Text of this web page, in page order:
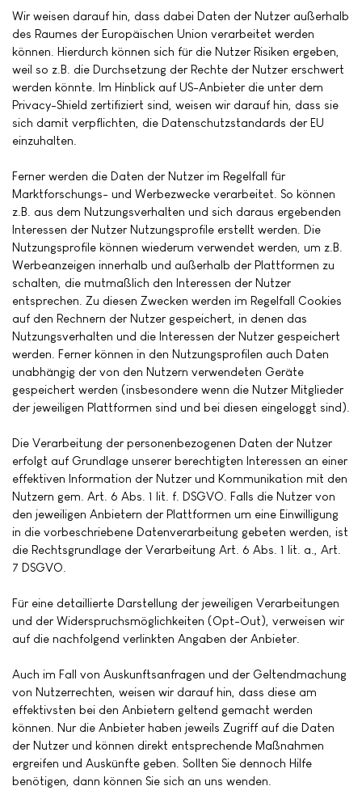
Wir weisen darauf hin, dass dabei Daten der Nutzer außerhalb
des Raumes der Europäischen Union verarbeitet werden
können. Hierdurch können sich für die Nutzer Risiken ergeben,
weil so z.B. die Durchsetzung der Rechte der Nutzer erschwert
werden könnte. Im Hinblick auf US-Anbieter die unter dem
Privacy-Shield zertifiziert sind, weisen wir darauf hin, dass sie
sich damit verpflichten, die Datenschutzstandards der EU
einzuhalten.
Ferner werden die Daten der Nutzer im Regelfall für
Marktforschungs- und Werbezwecke verarbeitet. So können
z.B. aus dem Nutzungsverhalten und sich daraus ergebenden
Interessen der Nutzer Nutzungsprofile erstellt werden. Die
Nutzungsprofile können wiederum verwendet werden, um z.B.
Werbeanzeigen innerhalb und außerhalb der Plattformen zu
schalten, die mutmaßlich den Interessen der Nutzer
entsprechen. Zu diesen Zwecken werden im Regelfall Cookies
auf den Rechnern der Nutzer gespeichert, in denen das
Nutzungsverhalten und die Interessen der Nutzer gespeichert
werden. Ferner können in den Nutzungsprofilen auch Daten
unabhängig der von den Nutzern verwendeten Geräte
gespeichert werden (insbesondere wenn die Nutzer Mitglieder
der jeweiligen Plattformen sind und bei diesen eingeloggt sind).
Die Verarbeitung der personenbezogenen Daten der Nutzer
erfolgt auf Grundlage unserer berechtigten Interessen an einer
effektiven Information der Nutzer und Kommunikation mit den
Nutzern gem. Art. 6 Abs. 1 lit. f. DSGVO. Falls die Nutzer von
den jeweiligen Anbietern der Plattformen um eine Einwilligung
in die vorbeschriebene Datenverarbeitung gebeten werden, ist
die Rechtsgrundlage der Verarbeitung Art. 6 Abs. 1 lit. a., Art.
7 DSGVO.
Für eine detaillierte Darstellung der jeweiligen Verarbeitungen
und der Widerspruchsmöglichkeiten (Opt-Out), verweisen wir
auf die nachfolgend verlinkten Angaben der Anbieter.
Auch im Fall von Auskunftsanfragen und der Geltendmachung
von Nutzerrechten, weisen wir darauf hin, dass diese am
effektivsten bei den Anbietern geltend gemacht werden
können. Nur die Anbieter haben jeweils Zugriff auf die Daten
der Nutzer und können direkt entsprechende Maßnahmen
ergreifen und Auskünfte geben. Sollten Sie dennoch Hilfe
benötigen, dann können Sie sich an uns wenden.